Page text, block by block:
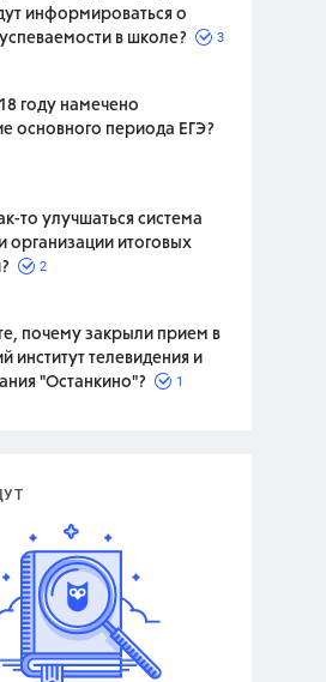
информироваться о
в школе?
3
году намечено
основного периода ЕГЭ?
то улучшаться система
организации итоговых
2
почему закрыли прием в
институт телевидения и
"Останкино"?
1